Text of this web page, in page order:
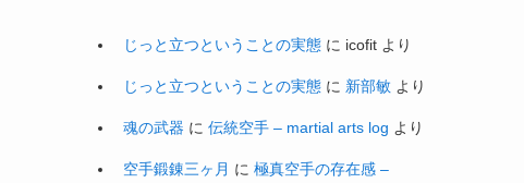
じっと立つということの実態 に icofit より
じっと立つということの実態 に 新部敏 より
魂の武器 に 伝統空手 – martial arts log より
空手鍛錬三ヶ月 に 極真空手の存在感 –